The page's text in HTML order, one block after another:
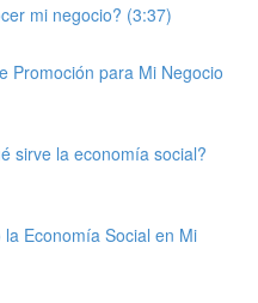
mi negocio? (3:37)
Promoción para Mi Negocio
sirve la economía social?
Economía Social en Mi